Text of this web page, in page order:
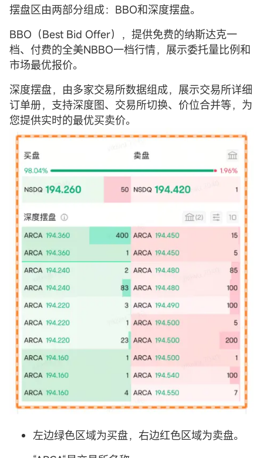
摆盘区由两部分组成：BBO和深度摆盘。
BBO（Best Bid Offer），提供免费的纳斯达克一
档、付费的全美NBBO一档行情，展示委托量比例和
市场最优报价。
深度摆盘，由多家交易所数据组成，展示交易所详细
订单册，支持深度图、交易所切换、价位合并等，为
您提供实时的最优买卖价。
左边绿色区域为买盘，右边红色区域为卖盘。